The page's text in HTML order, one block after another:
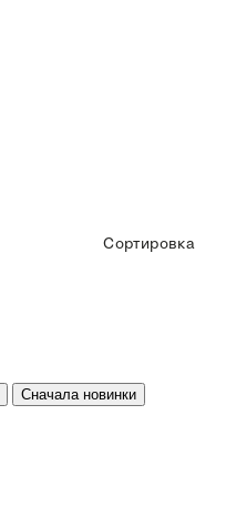
Сортировка
Сначала новинки